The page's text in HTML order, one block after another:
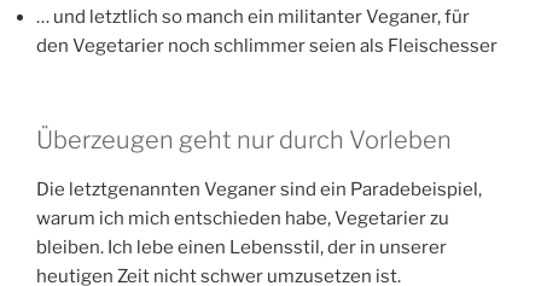
… und letztlich so manch ein militanter Veganer, für
den Vegetarier noch schlimmer seien als Fleischesser
Überzeugen geht nur durch Vorleben
Die letztgenannten Veganer sind ein Paradebeispiel,
warum ich mich entschieden habe, Vegetarier zu
bleiben. Ich lebe einen Lebensstil, der in unserer
heutigen Zeit nicht schwer umzusetzen ist.